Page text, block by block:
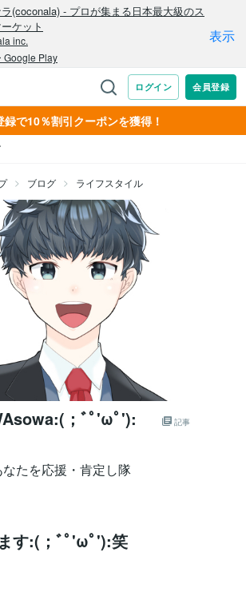
録で10％割引クーポンを獲得！
ブログ ライフスタイル
；ﾞﾟ'ωﾟ'): 記事
たを応援・肯定し隊
す:(；ﾞﾟ'ωﾟ'):笑